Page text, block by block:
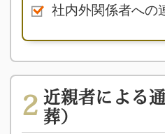
社内外関係者への
2 近親者による
葬）